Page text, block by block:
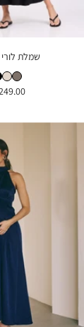
שמלת
שמלת לורישמלת
מחיר
₪